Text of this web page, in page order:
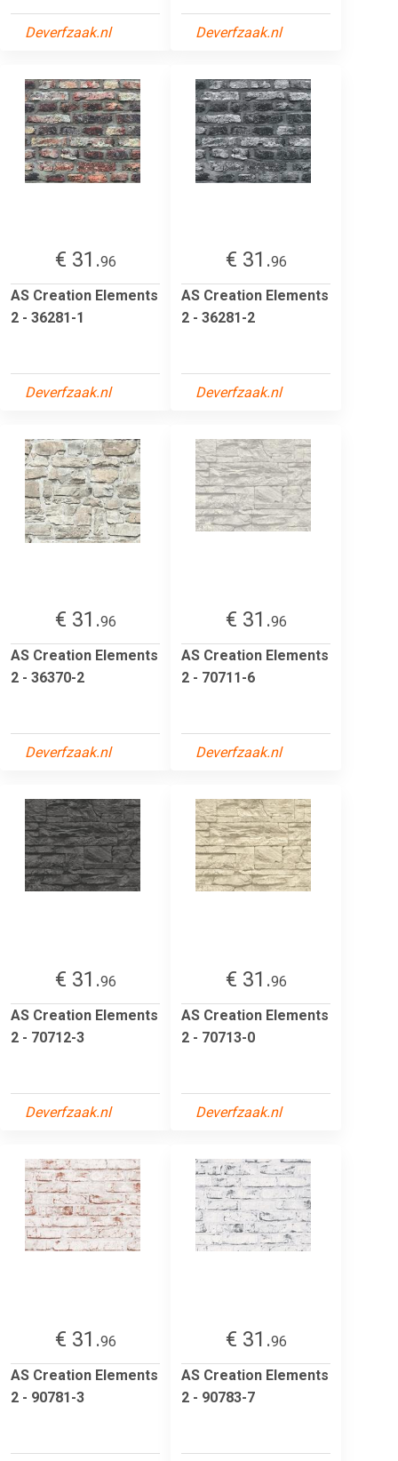
Deverfzaak.nl Deverfzaak.nl
€ 31.96
AS Creation Elements
2 - 36281-1
Deverfzaak.nl
€ 31.96
AS Creation Elements
2 - 36281-2
Deverfzaak.nl
€ 31.96
AS Creation Elements
2 - 36370-2
Deverfzaak.nl
€ 31.96
AS Creation Elements
2 - 70711-6
Deverfzaak.nl
€ 31.96
AS Creation Elements
2 - 70712-3
Deverfzaak.nl
€ 31.96
AS Creation Elements
2 - 70713-0
Deverfzaak.nl
€ 31.96
AS Creation Elements
2 - 90781-3
€ 31.96
AS Creation Elements
2 - 90783-7